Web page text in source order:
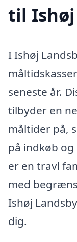
til Ishøj
I Ishøj
seneste år.
tilbyder en
måltider på,
på indkøb
er en travl
med
Ishøj
dig.